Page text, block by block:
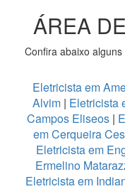
ÁREA
Confira abaixo
Eletricista em
Alvim | Eletricista
Campos Eliseos |
em Cerqueira
Eletricista em
Ermelino
Eletricista em